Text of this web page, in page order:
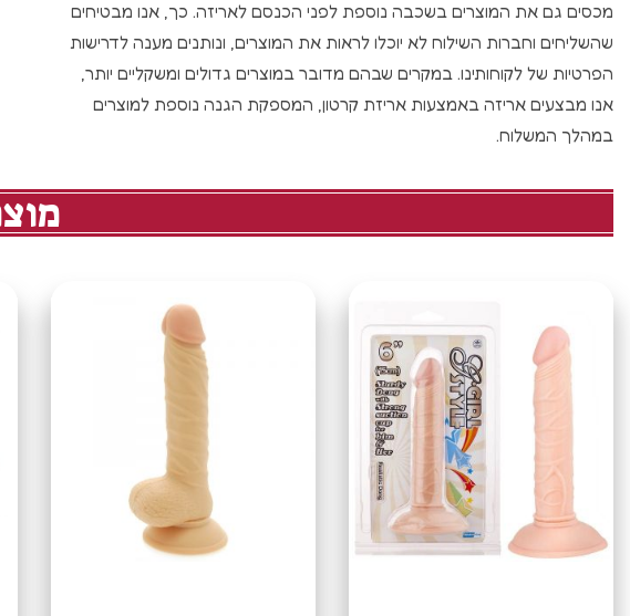
מכסים גם את המוצרים בשכבה נוספת לפני הכנסם לאריזה. כך, אנו מבטיחים
שהשליחים וחברות השילוח לא יוכלו לראות את המוצרים, ונותנים מענה לדרישות
הפרטיות של לקוחותינו. במקרים שבהם מדובר במוצרים גדולים ומשקליים יותר,
אנו מבצעים אריזה באמצעות אריזת קרטון, המספקת הגנה נוספת למוצרים
במהלך המשלוח.